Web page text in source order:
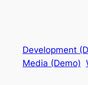
Development
Media (Demo)